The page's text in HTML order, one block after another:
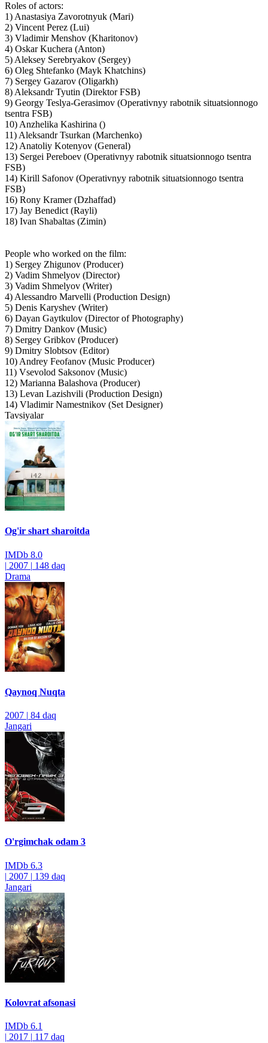
Roles of actors:
1) Anastasiya Zavorotnyuk (Mari)
2) Vincent Perez (Lui)
3) Vladimir Menshov (Kharitonov)
4) Oskar Kuchera (Anton)
5) Aleksey Serebryakov (Sergey)
6) Oleg Shtefanko (Mayk Khatchins)
7) Sergey Gazarov (Oligarkh)
8) Aleksandr Tyutin (Direktor FSB)
9) Georgy Teslya-Gerasimov (Operativnyy rabotnik situatsionnogo
tsentra FSB)
10) Anzhelika Kashirina ()
11) Aleksandr Tsurkan (Marchenko)
12) Anatoliy Kotenyov (General)
13) Sergei Pereboev (Operativnyy rabotnik situatsionnogo tsentra
FSB)
14) Kirill Safonov (Operativnyy rabotnik situatsionnogo tsentra
FSB)
16) Rony Kramer (Dzhaffad)
17) Jay Benedict (Rayli)
18) Ivan Shabaltas (Zimin)
People who worked on the film:
1) Sergey Zhigunov (Producer)
2) Vadim Shmelyov (Director)
3) Vadim Shmelyov (Writer)
4) Alessandro Marvelli (Production Design)
5) Denis Karyshev (Writer)
6) Dayan Gaytkulov (Director of Photography)
7) Dmitry Dankov (Music)
8) Sergey Gribkov (Producer)
9) Dmitry Slobtsov (Editor)
10) Andrey Feofanov (Music Producer)
11) Vsevolod Saksonov (Music)
12) Marianna Balashova (Producer)
13) Levan Lazishvili (Production Design)
14) Vladimir Namestnikov (Set Designer)
Tavsiyalar
Og'ir shart sharoitda
IMDb 8.0
| 2007 | 148 daq
Drama
Qaynoq Nuqta
2007 | 84 daq
Jangari
O'rgimchak odam 3
IMDb 6.3
| 2007 | 139 daq
Jangari
Kolovrat afsonasi
IMDb 6.1
| 2017 | 117 daq